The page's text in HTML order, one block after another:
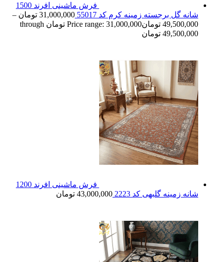
فرش ماشینی افرند 1500
شانه گل برجسته زمینه کرم کد 55017
31,000,000 تومان –
49,500,000 تومان
Price range: 31,000,000 تومان through
49,500,000 تومان
فرش ماشینی افرند 1200
شانه زمینه گلبهی کد 2223
43,000,000 تومان